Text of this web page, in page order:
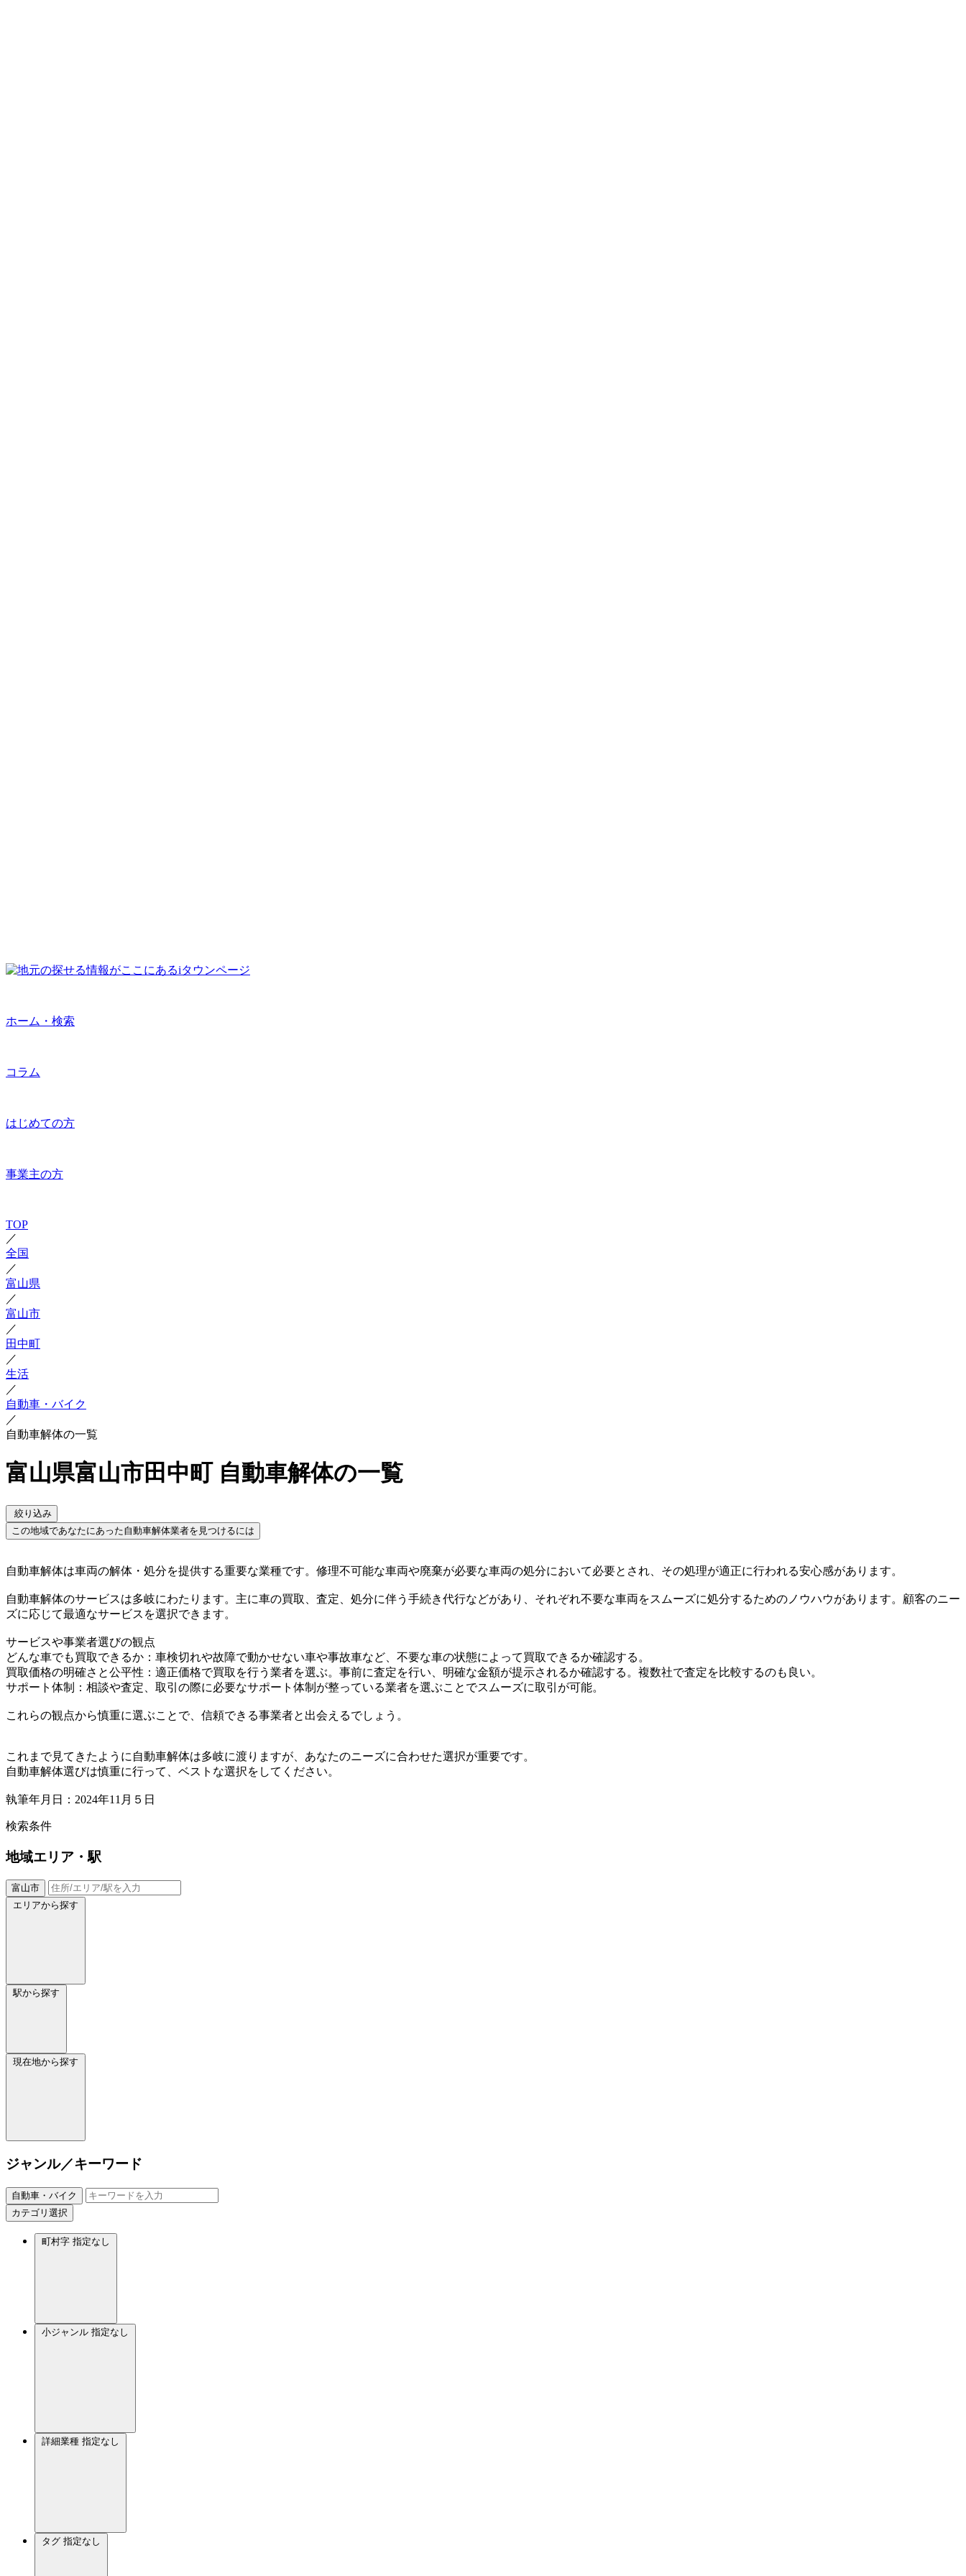
ホーム・検索
コラム
はじめての方
事業主の方
TOP
／
全国
／
富山県
／
富山市
／
田中町
／
生活
／
自動車・バイク
／
自動車解体の一覧
富山県富山市田中町 自動車解体の一覧
絞り込み
この地域であなたにあった自動車解体業者を見つけるには
自動車解体は車両の解体・処分を提供する重要な業種です。修理不可能な車両や廃棄が必要な車両の処分において必要とされ、その処理が適正に行われる安心感があります。
自動車解体のサービスは多岐にわたります。主に車の買取、査定、処分に伴う手続き代行などがあり、それぞれ不要な車両をスムーズに処分するためのノウハウがあります。顧客のニー
ズに応じて最適なサービスを選択できます。
サービスや事業者選びの観点
どんな車でも買取できるか：車検切れや故障で動かせない車や事故車など、不要な車の状態によって買取できるか確認する。
買取価格の明確さと公平性：適正価格で買取を行う業者を選ぶ。事前に査定を行い、明確な金額が提示されるか確認する。複数社で査定を比較するのも良い。
サポート体制：相談や査定、取引の際に必要なサポート体制が整っている業者を選ぶことでスムーズに取引が可能。
これらの観点から慎重に選ぶことで、信頼できる事業者と出会えるでしょう。
これまで見てきたように自動車解体は多岐に渡りますが、あなたのニーズに合わせた選択が重要です。
自動車解体選びは慎重に行って、ベストな選択をしてください。
執筆年月日：2024年11月５日
検索条件
地域エリア・駅
富山市
エリアから探す
駅から探す
現在地から探す
ジャンル／キーワード
自動車・バイク
カテゴリ選択
町村字 指定なし
小ジャンル 指定なし
詳細業種 指定なし
タグ 指定なし